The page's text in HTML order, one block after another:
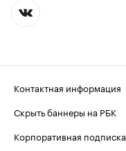
Контактная информация
Скрыть баннеры на РБК
Корпоративная подписка